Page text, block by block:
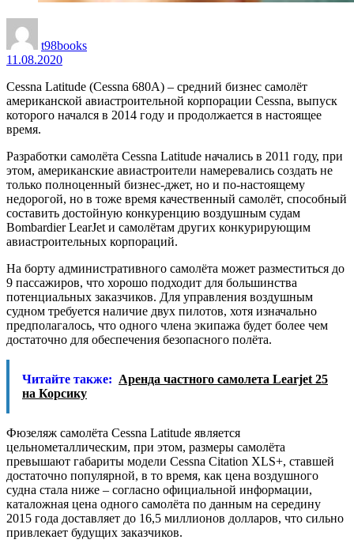
t98books
11.08.2020
Cessna Latitude (Cessna 680A) – средний бизнес самолёт
американской авиастроительной корпорации Cessna, выпуск
которого начался в 2014 году и продолжается в настоящее
время.
Разработки самолёта Cessna Latitude начались в 2011 году, при
этом, американские авиастроители намеревались создать не
только полноценный бизнес-джет, но и по-настоящему
недорогой, но в тоже время качественный самолёт, способный
составить достойную конкуренцию воздушным судам
Bombardier LearJet и самолётам других конкурирующим
авиастроительных корпораций.
На борту административного самолёта может разместиться до
9 пассажиров, что хорошо подходит для большинства
потенциальных заказчиков. Для управления воздушным
судном требуется наличие двух пилотов, хотя изначально
предполагалось, что одного члена экипажа будет более чем
достаточно для обеспечения безопасного полёта.
Читайте также: Аренда частного самолета Learjet 25
на Корсику
Фюзеляж самолёта Cessna Latitude является
цельнометаллическим, при этом, размеры самолёта
превышают габариты модели Cessna Citation XLS+, ставшей
достаточно популярной, в то время, как цена воздушного
судна стала ниже – согласно официальной информации,
каталожная цена одного самолёта по данным на середину
2015 года доставляет до 16,5 миллионов долларов, что сильно
привлекает будущих заказчиков.